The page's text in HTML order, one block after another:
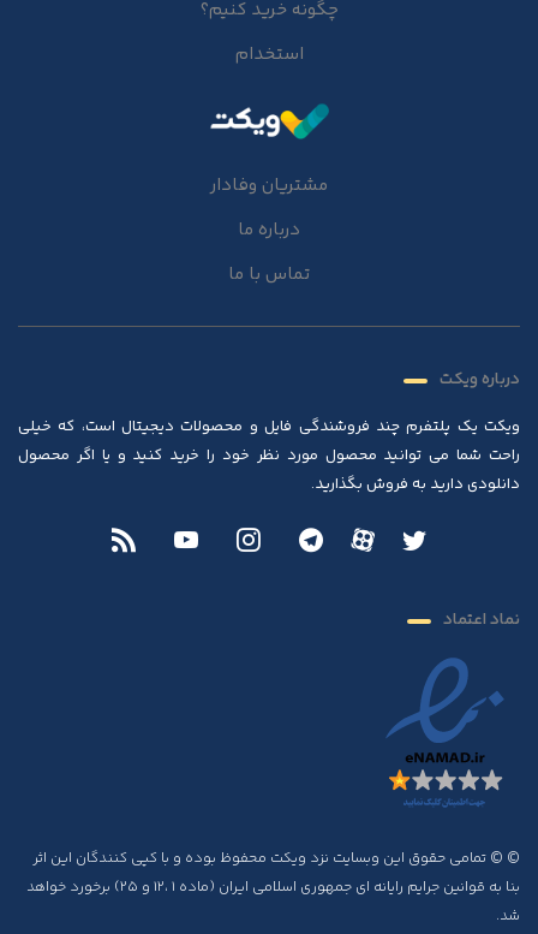
چگونه خرید کنیم؟
استخدام
مشتریان وفادار
درباره ما
تماس با ما
درباره ویکت
ویکت یک پلتفرم چند فروشندگی فایل و محصولات دیجیتال است، که خیلی
راحت شما می توانید محصول مورد نظر خود را خرید کنید و یا اگر محصول
دانلودی دارید به فروش بگذارید.
نماد اعتماد
© © تمامی حقوق این وبسایت نزد ویکت محفوظ بوده و با کپی کنندگان این اثر
بنا به قوانین جرایم رایانه ای جمهوری اسلامی ایران (ماده ۱ ،۱۲ و ۲۵) برخورد خواهد
شد.